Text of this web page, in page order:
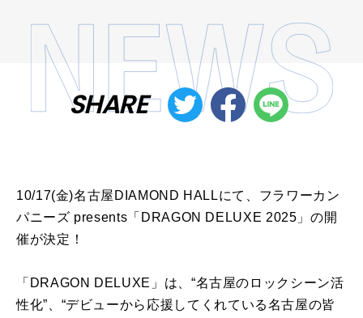
SHARE
10/17(金)名古屋DIAMOND HALLにて、フラワーカン
パニーズ presents「DRAGON DELUXE 2025」の開
催が決定！
「DRAGON DELUXE」は、“名古屋のロックシーン活
性化”、“デビューから応援してくれている名古屋の皆